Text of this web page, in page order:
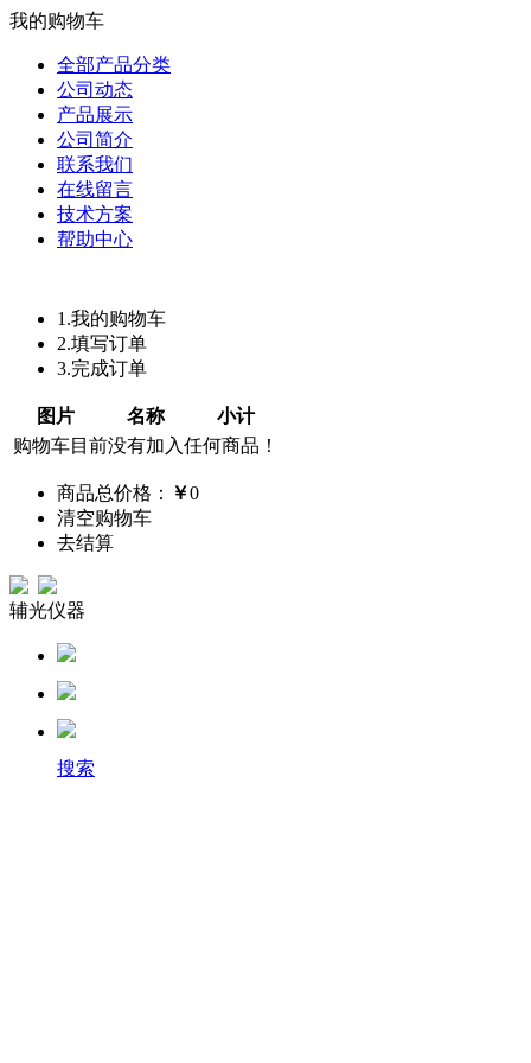
我的购物车
全部产品分类
公司动态
产品展示
公司简介
联系我们
在线留言
技术方案
帮助中心
1.我的购物车
2.填写订单
3.完成订单
图片 名称
小计
购物车目前没有加入任何商品！
商品总价格： ￥0
清空购物车
去结算
辅光仪器
搜索